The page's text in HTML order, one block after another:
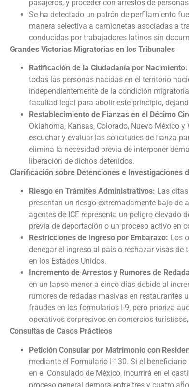
pasajeros, y proceder con arrestos de
Se ha detectado un patrón de perfilamiento
manera selectiva a camionetas asociadas a
conducidas por trabajadores latinos sin
Grandes Victorias Migratorias en los Tribunales
Ratificación de la Ciudadanía por Nacimiento:
todas las personas nacidas en el territorio
independientemente de la condición
facultad legal para abolir este principio,
Restablecimiento de Fianzas en el Décimo
Oklahoma, Kansas, Colorado, Nuevo México
escuchar y evaluar las solicitudes de fianza
elimina la necesidad previa de interponer
liberación de dichos detenidos.
Clarificación sobre Detenciones e Investigaciones
Riesgo en Trámites Administrativos: Las
presentan un riesgo extremadamente bajo de
agentes de ICE representa un peligro
previa de deportación o un proceso activo en
Restricciones de Ingreso por Embarazo: Los
denegar el ingreso al país o rechazar visas
en los Estados Unidos.
Incremento de Arrestos y Rumores de
en un lapso menor a cinco días debido al
rumores de redadas masivas en restaurantes
fraudes en los formularios I-9, pero prioriza
operativos sorpresivos en comercios
Consultas de Casos Prácticos
Petición Consular por Matrimonio con
mediante el Formulario I-130. Si el
en el Consulado de México, incurrirá en el
proceso general demora entre tres y cuatro